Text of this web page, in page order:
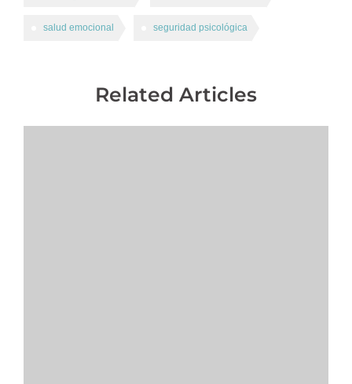
salud emocional seguridad psicológica
Related Articles